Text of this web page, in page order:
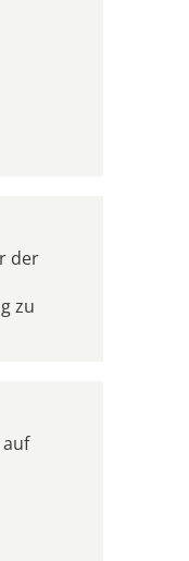
der
zu
auf